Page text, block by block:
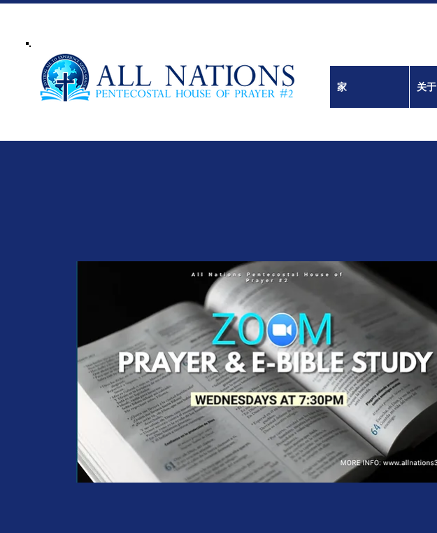
家 关于